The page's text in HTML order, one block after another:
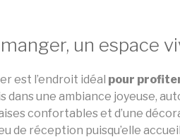
un espace
est l’endroit idéal pour
dans une ambiance joyeuse,
confortables et d’une
de réception puisqu’elle